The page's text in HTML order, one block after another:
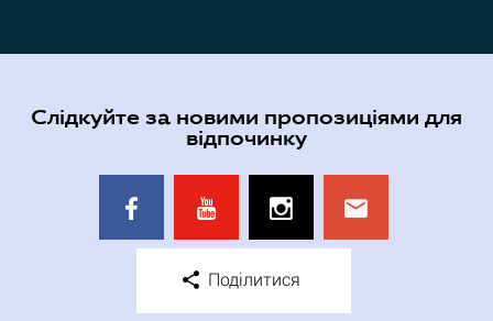
Слідкуйте за новими пропозиціями для
відпочинку
Поділитися